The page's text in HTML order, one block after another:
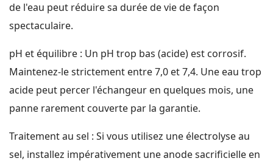
de l'eau peut réduire sa durée de vie de façon
spectaculaire.
pH et équilibre : Un pH trop bas (acide) est corrosif.
Maintenez-le strictement entre 7,0 et 7,4. Une eau trop
acide peut percer l'échangeur en quelques mois, une
panne rarement couverte par la garantie.
Traitement au sel : Si vous utilisez une électrolyse au
sel, installez impérativement une anode sacrificielle en